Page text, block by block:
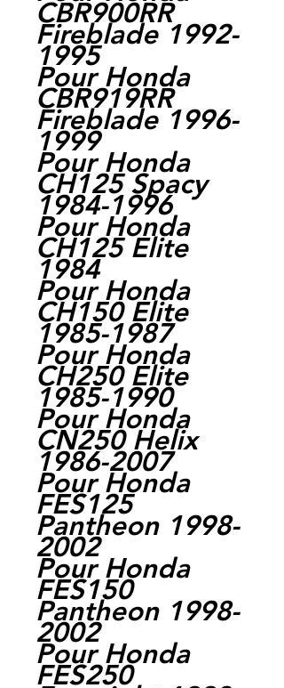
CBR900RR
Fireblade 1992-
1995
Pour Honda
CBR919RR
Fireblade 1996-
1999
Pour Honda
CH125 Spacy
1984-1996
Pour Honda
CH125 Elite
1984
Pour Honda
CH150 Elite
1985-1987
Pour Honda
CH250 Elite
1985-1990
Pour Honda
CN250 Helix
1986-2007
Pour Honda
FES125
Pantheon 1998-
2002
Pour Honda
FES150
Pantheon 1998-
2002
Pour Honda
FES250